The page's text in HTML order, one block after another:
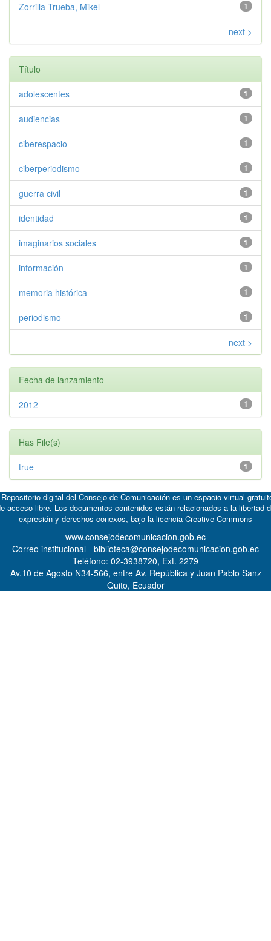
1
Zorrilla Trueba, Mikel
next >
Título
1
adolescentes
1
audiencias
1
ciberespacio
1
ciberperiodismo
1
guerra civil
1
identidad
1
imaginarios sociales
1
información
1
memoria histórica
1
periodismo
next >
Fecha de lanzamiento
1
2012
Has File(s)
1
true
digital del Consejo de Comunicación es un espacio virtual
acceso libre. Los documentos contenidos están relacionados a la libertad
expresión y derechos conexos, bajo la licencia Creative Commons
www.consejodecomunicacion.gob.ec
Correo institucional - biblioteca@consejodecomunicacion.gob.ec
Teléfono: 02-3938720, Ext. 2279
Av.10 de Agosto N34-566, entre Av. República y Juan Pablo Sanz
Quito, Ecuador